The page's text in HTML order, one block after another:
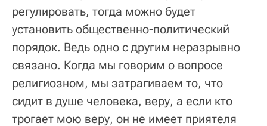
регулировать, тогда можно будет
установить общественно-политический
порядок. Ведь одно с другим неразрывно
связано. Когда мы говорим о вопросе
религиозном, мы затрагиваем то, что
сидит в душе человека, веру, а если кто
трогает мою веру, он не имеет приятеля